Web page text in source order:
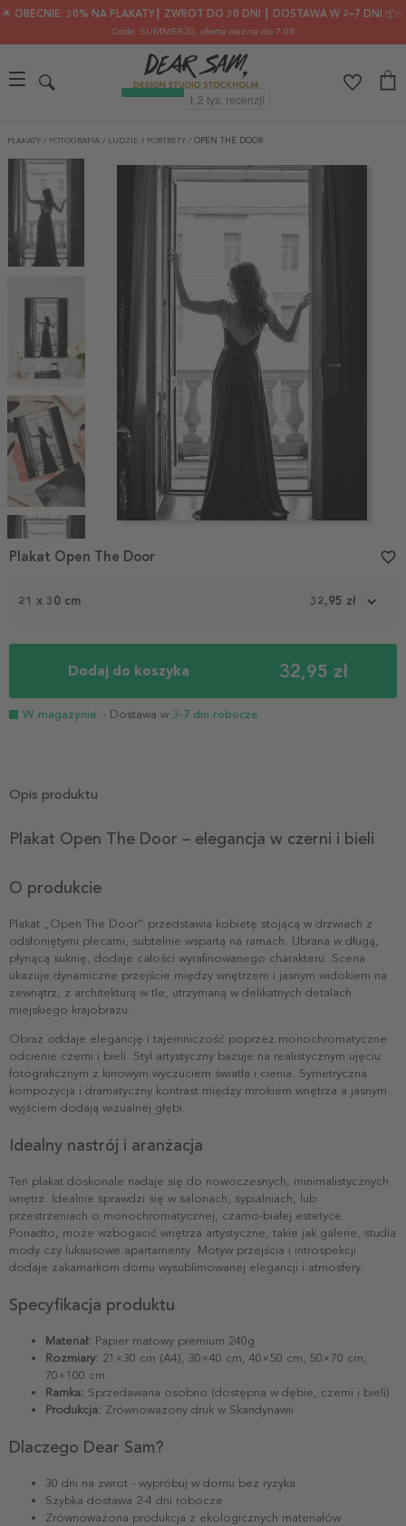
🌟 OBECNIE: 30% NA PLAKATY┃ ZWROT DO 30 DNI ┃ DOSTAWA W 2–7 DNI 📦✨
Code: SUMMER30, oferta ważna do 7.08
PLAKATY / FOTOGRAFIA / LUDZIE I PORTRETY / OPEN THE DOOR
Item
1
21 x 30 cm 32,95 zł
Dodaj do koszyka 32,95 zł
W magazynie - Dostawa w 3-7 dni robocze
Plakat Open The Door favorite_border
Opis produktu
Plakat Open The Door – elegancja w czerni i bieli
O produkcie
Plakat „Open The Door” przedstawia kobietę stojącą w drzwiach z
odsłoniętymi plecami, subtelnie wspartą na ramach. Ubrana w długą,
płynącą suknię, dodaje całości wyrafinowanego charakteru. Scena
ukazuje dynamiczne przejście między wnętrzem i jasnym widokiem na
zewnątrz, z architekturą w tle, utrzymaną w delikatnych detalach
miejskiego krajobrazu.
Obraz oddaje elegancję i tajemniczość poprzez monochromatyczne
odcienie czerni i bieli. Styl artystyczny bazuje na realistycznym ujęciu
fotograficznym z kinowym wyczuciem światła i cienia. Symetryczna
kompozycja i dramatyczny kontrast między mrokiem wnętrza a jasnym
wyjściem dodają wizualnej głębi.
Idealny nastrój i aranżacja
Ten plakat doskonale nadaje się do nowoczesnych, minimalistycznych
wnętrz. Idealnie sprawdzi się w salonach, sypialniach, lub
przestrzeniach o monochromatycznej, czarno-białej estetyce.
Ponadto, może wzbogacić wnętrza artystyczne, takie jak galerie, studia
mody czy luksusowe apartamenty. Motyw przejścia i introspekcji
dodaje zakamarkom domu wysublimowanej elegancji i atmosfery.
Specyfikacja produktu
Materiał: Papier matowy premium 240g
Rozmiary: 21×30 cm (A4), 30×40 cm, 40×50 cm, 50×70 cm,
70×100 cm
Ramka: Sprzedawana osobno (dostępna w dębie, czerni i bieli)
Produkcja: Zrównoważony druk w Skandynawii
Dlaczego Dear Sam?
30 dni na zwrot - wypróbuj w domu bez ryzyka
Szybka dostawa 2-4 dni robocze
Zrównoważona produkcja z ekologicznych materiałów